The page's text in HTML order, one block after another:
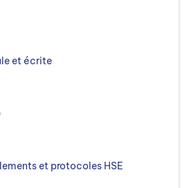
et écrite
et protocoles HSE